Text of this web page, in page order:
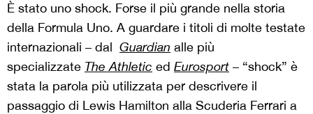
È stato uno shock. Forse il più grande nella storia
della Formula Uno. A guardare i titoli di molte testate
internazionali – dal Guardian alle più
specializzate The Athletic ed Eurosport – “shock” è
stata la parola più utilizzata per descrivere il
passaggio di Lewis Hamilton alla Scuderia Ferrari a